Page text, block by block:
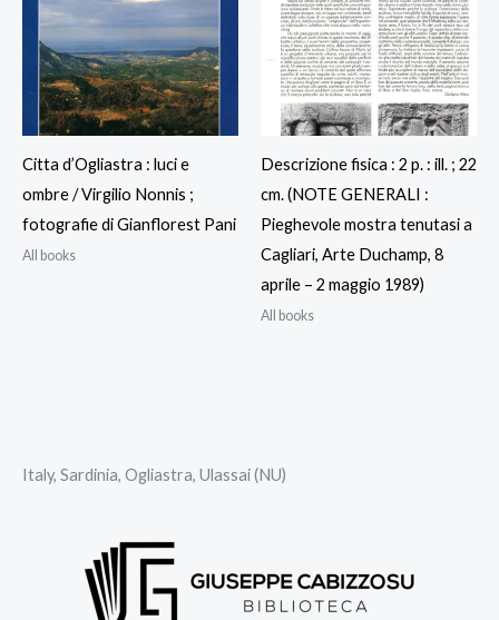
Citta d’Ogliastra : luci e
ombre / Virgilio Nonnis ;
fotografie di Gianflorest Pani
All books
Descrizione fisica : 2 p. : ill. ; 22
cm. (NOTE GENERALI :
Pieghevole mostra tenutasi a
Cagliari, Arte Duchamp, 8
aprile – 2 maggio 1989)
All books
Italy, Sardinia, Ogliastra, Ulassai (NU)